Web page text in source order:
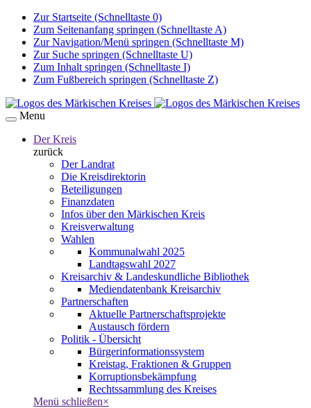
Zur Startseite (Schnelltaste 0)
Zum Seitenanfang springen (Schnelltaste A)
Zur Navigation/Menü springen (Schnelltaste M)
Zur Suche springen (Schnelltaste U)
Zum Inhalt springen (Schnelltaste I)
Zum Fußbereich springen (Schnelltaste Z)
Menu
Der Kreis
zurück
Der Landrat
Die Kreisdirektorin
Beteiligungen
Finanzdaten
Infos über den Märkischen Kreis
Kreisverwaltung
Wahlen
Kommunalwahl 2025
Landtagswahl 2027
Kreisarchiv & Landeskundliche Bibliothek
Mediendatenbank Kreisarchiv
Partnerschaften
Aktuelle Partnerschaftsprojekte
Austausch fördern
Politik - Übersicht
Bürgerinformationssystem
Kreistag, Fraktionen & Gruppen
Korruptionsbekämpfung
Rechtssammlung des Kreises
Menü schließen×